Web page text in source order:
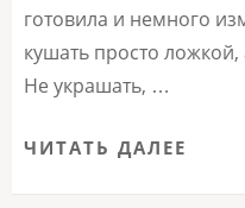
готовила и немного
кушать просто
Не украшать, …
ЧИТАТЬ ДАЛЕЕ